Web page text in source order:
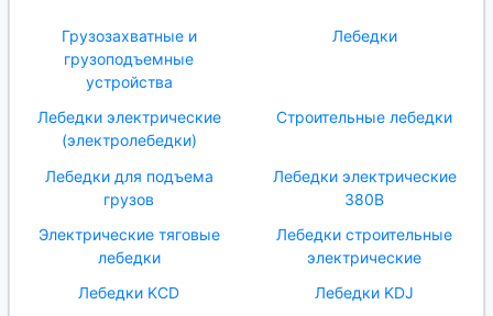
Грузозахватные и
грузоподъемные
устройства
Лебедки
Лебедки электрические
(электролебедки)
Строительные лебедки
Лебедки для подъема
грузов
Лебедки электрические
380В
Электрические тяговые
лебедки
Лебедки строительные
электрические
Лебедки KCD
Лебедки KDJ